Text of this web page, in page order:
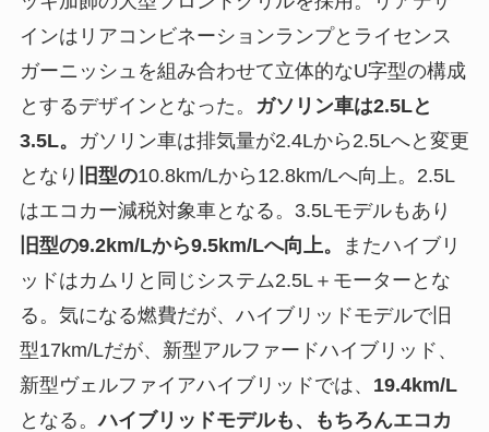
インはリアコンビネーションランプとライセンス
ガーニッシュを組み合わせて立体的なU字型の構成
とするデザインとなった。
ガソリン車は2.5Lと
3.5L。
ガソリン車は排気量が2.4Lから2.5Lへと変更
となり 旧型の10.8km/Lから12.8km/Lへ向上。2.5L
はエコカー減税対象車となる。3.5Lモデルもあり
旧型の9.2km/Lから9.5km/Lへ向上。
またハイブリ
ッドはカムリと同じシステム2.5L＋モーターとな
る。気になる燃費だが、ハイブリッドモデルで旧
型17km/Lだが、新型アルファードハイブリッド、
新型ヴェルファイアハイブリッドでは、 19.4km/L
となる。ハイブリッドモデルも、もちろんエコカ